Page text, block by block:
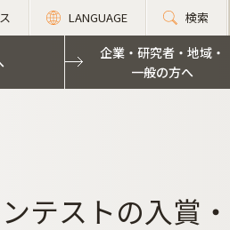
LANGUAGE 検索
企業・研究者・地域・
一般の方へ
テストの入賞